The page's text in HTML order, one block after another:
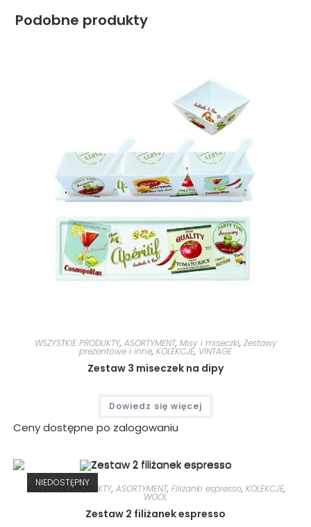
Podobne produkty
WSZYSTKIE PRODUKTY, ASORTYMENT, Misy i miseczki, Zestawy
prezentowe i inne, KOLEKCJE, VINTAGE
Zestaw 3 miseczek na dipy
Dowiedz się więcej
Ceny dostępne po zalogowaniu
NIEDOSTĘPNY
WSZYSTKIE PRODUKTY, ASORTYMENT, Filiżanki espresso, KOLEKCJE,
WOOL
Zestaw 2 filiżanek espresso